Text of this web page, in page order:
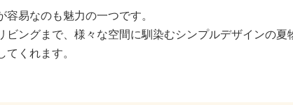
易なのも魅力の一つです。
ビングまで、様々な空間に馴染むシンプルデザインの夏
くれます。